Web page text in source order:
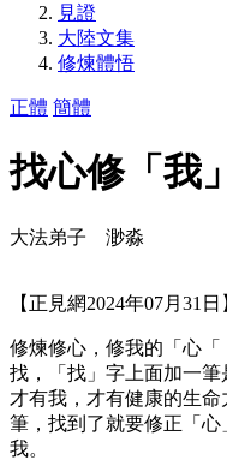
見證
大陸文集
修煉體悟
正體 簡體
找心修「我」
大法弟子 渺淼
【正見網2024年07月31日
修煉修心，修我的「心
找，「找」字上面加一
才有我，才有健康的生
筆，找到了就要修正「
我。